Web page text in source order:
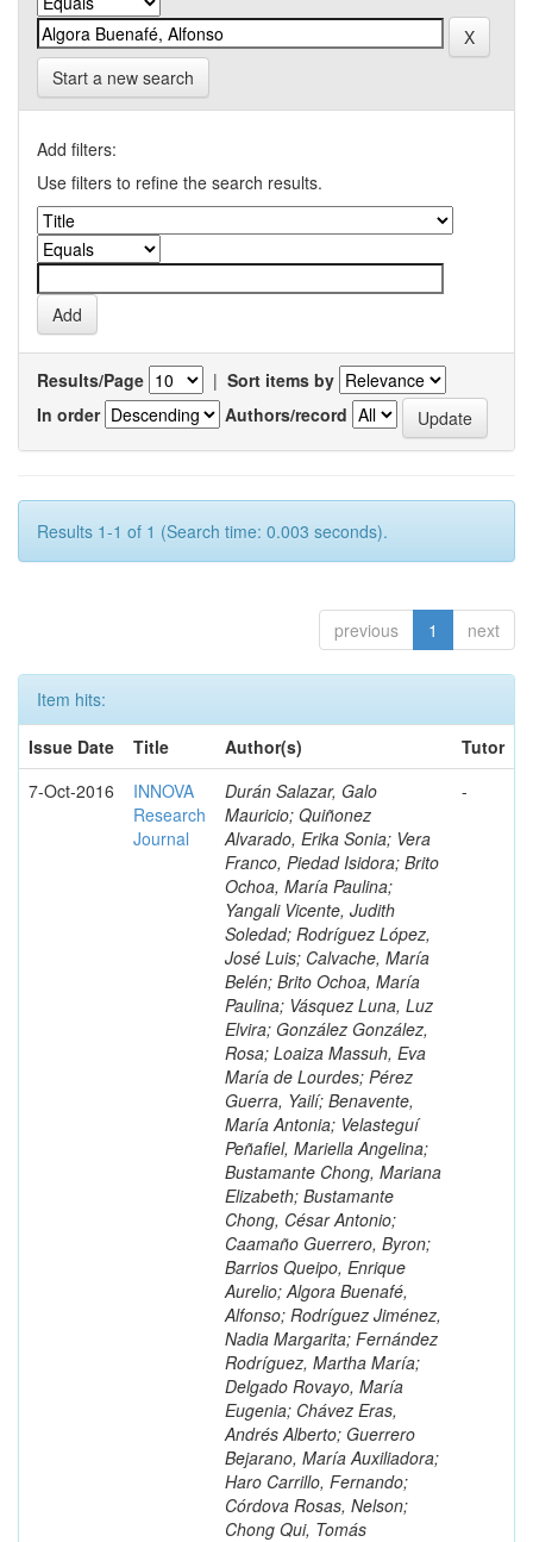
Start a new search
Add filters:
Use filters to refine the search results.
Results/Page | Sort items by
In order
Authors/record
Results 1-1 of 1 (Search time: 0.003 seconds).
previous 1 next
Item hits:
Issue Date
Title Author(s)
Tutor
7-Oct-2016
INNOVA
Research
Journal
Durán Salazar, Galo
Mauricio; Quiñonez
Alvarado, Erika Sonia; Vera
Franco, Piedad Isidora; Brito
Ochoa, María Paulina;
Yangali Vicente, Judith
Soledad; Rodríguez López,
José Luis; Calvache, María
Belén; Brito Ochoa, María
Paulina; Vásquez Luna, Luz
Elvira; González González,
Rosa; Loaiza Massuh, Eva
María de Lourdes; Pérez
Guerra, Yailí; Benavente,
María Antonia; Velasteguí
Peñafiel, Mariella Angelina;
Bustamante Chong, Mariana
Elizabeth; Bustamante
Chong, César Antonio;
Caamaño Guerrero, Byron;
Barrios Queipo, Enrique
Aurelio; Algora Buenafé,
Alfonso; Rodríguez Jiménez,
Nadia Margarita; Fernández
Rodríguez, Martha María;
Delgado Rovayo, María
Eugenia; Chávez Eras,
Andrés Alberto; Guerrero
Bejarano, María Auxiliadora;
Haro Carrillo, Fernando;
Córdova Rosas, Nelson;
Chong Qui, Tomás
-